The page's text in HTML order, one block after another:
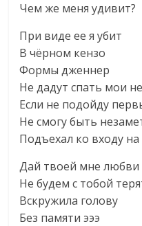
Чем же меня удивит?
При виде ее я убит
В чёрном кензо
Формы дженнер
Не дадут спать мои
Если не подойду
Не смогу быть
Подъехал ко входу
Дай твоей мне любви
Не будем с тобой
Вскружила голову
Без памяти эээ